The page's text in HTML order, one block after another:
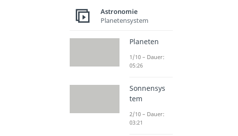
Astronomie
Planetensystem
Planeten
1/10 – Dauer:
05:26
Sonnensys
tem
2/10 – Dauer:
03:21